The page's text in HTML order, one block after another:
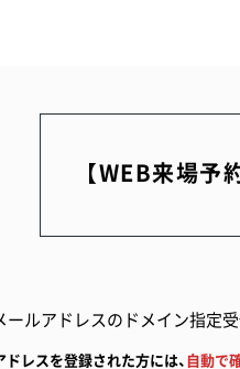
【WEB来場予
①こちらの事前予約
レゼント。
③期間中に住宅ロ
ールアドレスのドメイン指定
ドレスを登録された方には、自動で